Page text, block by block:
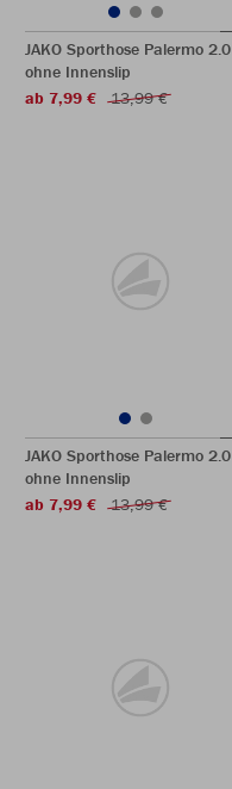
JAKO Sporthose Palermo 2.0
ohne Innenslip
ab 7,99 €
13,99 €
JAKO Sporthose Palermo 2.0
ohne Innenslip
ab 7,99 €
13,99 €